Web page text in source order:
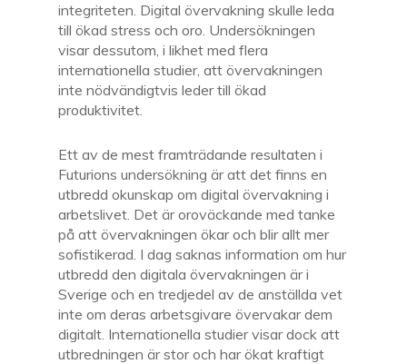
integriteten. Digital övervakning skulle leda
till ökad stress och oro. Undersökningen
visar dessutom, i likhet med flera
internationella studier, att övervakningen
inte nödvändigtvis leder till ökad
produktivitet.
Ett av de mest framträdande resultaten i
Futurions undersökning är att det finns en
utbredd okunskap om digital övervakning i
arbetslivet. Det är oroväckande med tanke
på att övervakningen ökar och blir allt mer
sofistikerad. I dag saknas information om hur
utbredd den digitala övervakningen är i
Sverige och en tredjedel av de anställda vet
inte om deras arbetsgivare övervakar dem
digitalt. Internationella studier visar dock att
utbredningen är stor och har ökat kraftigt